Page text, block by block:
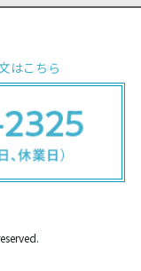
はこちら